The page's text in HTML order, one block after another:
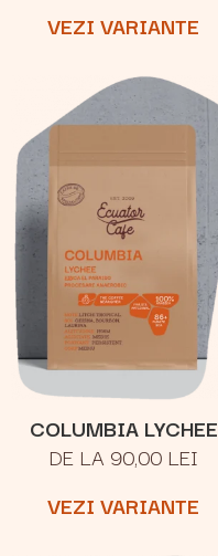
VEZI VARIANTE
COLUMBIA LYCHEE
DE LA 90,00 LEI
VEZI VARIANTE